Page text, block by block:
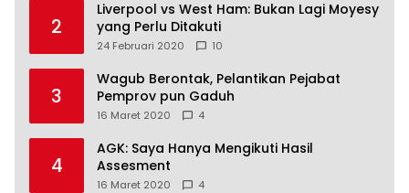
2
Liverpool vs West Ham: Bukan Lagi Moyesy
yang Perlu Ditakuti
24 Februari 2020 10
3
Wagub Berontak, Pelantikan Pejabat
Pemprov pun Gaduh
16 Maret 2020 4
4
AGK: Saya Hanya Mengikuti Hasil
Assesment
16 Maret 2020 4